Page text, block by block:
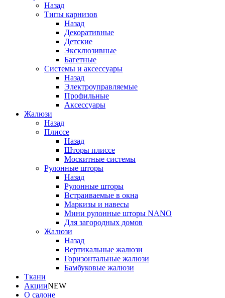
Назад
Типы карнизов
Назад
Декоративные
Детские
Эксклюзивные
Багетные
Системы и аксессуары
Назад
Электроуправляемые
Профильные
Аксессуары
Жалюзи
Назад
Плиссе
Назад
Шторы плиссе
Москитные системы
Рулонные шторы
Назад
Рулонные шторы
Встраиваемые в окна
Маркизы и навесы
Мини рулонные шторы NANO
Для загородных домов
Жалюзи
Назад
Вертикальные жалюзи
Горизонтальные жалюзи
Бамбуковые жалюзи
Ткани
АкцииNEW
О салоне